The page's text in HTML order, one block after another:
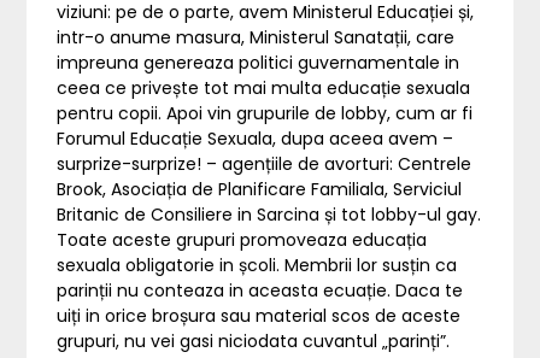
viziuni: pe de o parte, avem Ministerul Educației și,
intr-o anume masura, Ministerul Sanatații, care
impreuna genereaza politici guvernamentale in
ceea ce privește tot mai multa educație sexuala
pentru copii. Apoi vin grupurile de lobby, cum ar fi
Forumul Educație Sexuala, dupa aceea avem –
surprize-surprize! – agențiile de avorturi: Centrele
Brook, Asociația de Planificare Familiala, Serviciul
Britanic de Consiliere in Sarcina și tot lobby-ul gay.
Toate aceste grupuri promoveaza educația
sexuala obligatorie in școli. Membrii lor susțin ca
parinții nu conteaza in aceasta ecuație. Daca te
uiți in orice broșura sau material scos de aceste
grupuri, nu vei gasi niciodata cuvantul „parinți”.